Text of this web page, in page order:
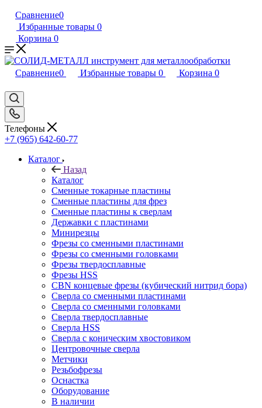
Сравнение0
Избранные товары 0
Корзина 0
Сравнение0 Избранные товары 0 Корзина 0
Телефоны
+7 (965) 642-60-77
Каталог
Назад
Каталог
Сменные токарные пластины
Сменные пластины для фрез
Сменные пластины к сверлам
Державки с пластинами
Минирезцы
Фрезы со сменными пластинами
Фрезы со сменными головками
Фрезы твердосплавные
Фрезы HSS
CBN концевые фрезы (кубический нитрид бора)
Сверла со сменными пластинами
Сверла со сменными головками
Сверла твердосплавные
Сверла HSS
Сверла с коническим хвостовиком
Центровочные сверла
Метчики
Резьбофрезы
Оснастка
Оборудование
В наличии